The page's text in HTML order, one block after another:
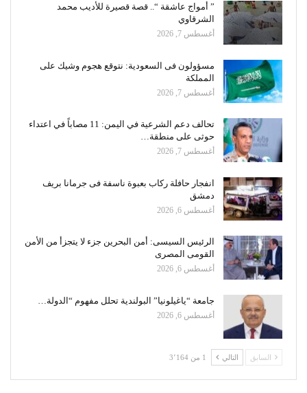
” أمواج عاشقة “.. قصة قصيرة للأديب محمد
الشرقاوي
أغسطس 7, 2026
مسؤولون فى السعودية: نتوقع هجوم وشيك على
المملكة
أغسطس 7, 2026
تحالف دعم الشرعية في اليمن: 11 مصاباً في اعتداء
حوثى على منطقة…
أغسطس 7, 2026
انفجار حافلة ركاب بعبوة ناسفة فى جرمانا بريف
دمشق
أغسطس 6, 2026
الرئيس السيسى: أمن البحرين جزء لا يتجزأ من الأمن
القومى المصرى
أغسطس 6, 2026
جامعة “ياغيلونيا” البولندية تحلل مفهوم “الدولة…
أغسطس 6, 2026
السابق التالي 1 من 3٬164